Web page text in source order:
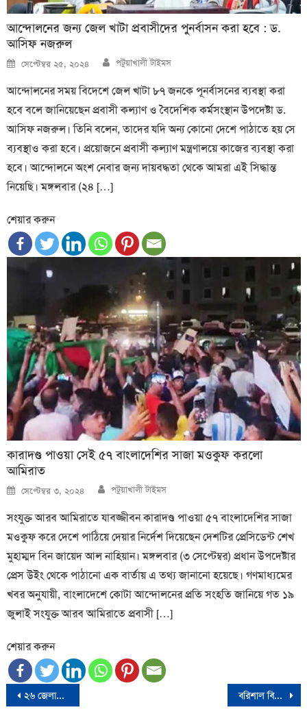
আন্দোলনের জন্য জেল খাটা প্রবাসীদের পুনর্বাসন করা হবে : ড.
আসিফ নজরুল
Posted
on
সেপ্টেম্বর ২৫, ২০২৪ Author
পটুয়াখালী টাইমস
আন্দোলনের সময় বিদেশে জেল খাটা ৮৭ জনকে পূনর্বাসনের ব্যবস্থা করা
হবে বলে জানিয়েছেন প্রবাসী কল্যাণ ও বৈদেশিক কর্মসংস্থান উপদেষ্টা ড.
আসিফ নজরুল। তিনি বলেন, তাদের যদি অন্য কোনো দেশে পাঠাতে হয় সে
ব্যবস্থাও করা হবে। প্রয়োজনে প্রবাসী কল্যাণ মন্ত্রণালয়ে কাজের ব্যবস্থা করা
হবে। আন্দোলনে অংশ নেবার জন্য দায়বদ্ধতা থেকে আমরা এই সিদ্ধান্ত
নিয়েছি। মঙ্গলবার (২৪ […]
শেয়ার করুন
কারাদণ্ড পাওয়া সেই ৫৭ বাংলাদেশির সাজা মওকুফ করলো
আমিরাত
Posted
on
সেপ্টেম্বর ৩, ২০২৪ Author
পটুয়াখালী টাইমস
সংযুক্ত আরব আমিরাতে যাবজ্জীবন কারাদণ্ড পাওয়া ৫৭ বাংলাদেশির সাজা
মওকুফ করে দেশে পাঠিয়ে দেয়ার নির্দেশ দিয়েছেন দেশটির প্রেসিডেন্ট শেখ
মুহাম্মদ বিন জায়েদ আল নাহিয়ান। মঙ্গলবার (৩ সেপ্টেম্বর) প্রধান উপদেষ্টার
প্রেস উইং থেকে পাঠানো এক বার্তায় এ তথ্য জানানো হয়েছে। গণমাধ্যমের
খবর অনুযায়ী, বাংলাদেশে কোটা আন্দোলনের প্রতি সংহতি জানিয়ে গত ১৯
জুলাই সংযুক্ত আরব আমিরাতে প্রবাসী […]
শেয়ার করুন
Post
২৬ জেলায় নতুন পুলিশ সুপার নিয়োগ বরিশাল বিশ্ববিদ্যালয় ও বিএম কলেজের শিক্ষার্থীদের মধ্যে সংঘর্ষে আহত ৪০